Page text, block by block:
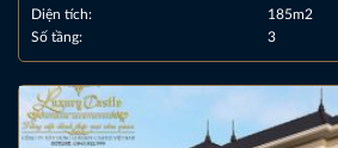
Diện tích:
185m2
Số tầng:
3